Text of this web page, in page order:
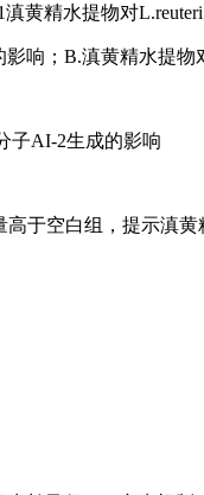
滇黄精水提物对
响；B.滇黄精水提物
子AI-2生成的影响
高于空白组，提示滇